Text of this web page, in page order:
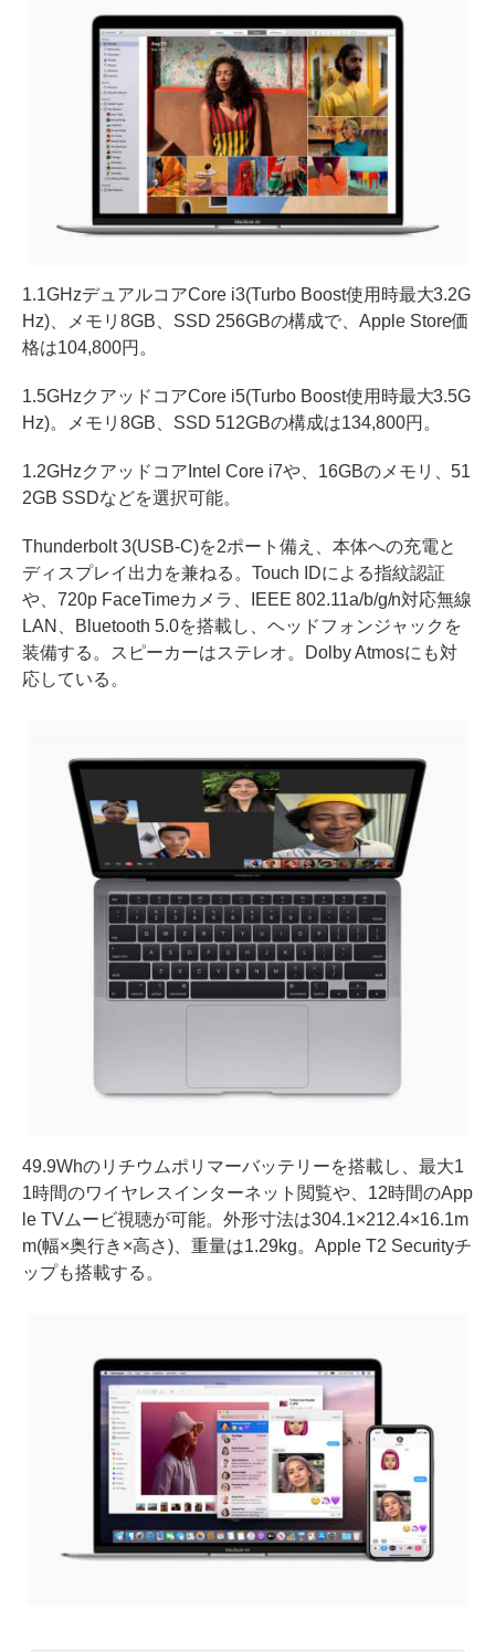
1.1GHzデュアルコアCore i3(Turbo Boost使用時最大3.2G
Hz)、メモリ8GB、SSD 256GBの構成で、Apple Store価
格は104,800円。
1.5GHzクアッドコアCore i5(Turbo Boost使用時最大3.5G
Hz)。メモリ8GB、SSD 512GBの構成は134,800円。
1.2GHzクアッドコアIntel Core i7や、16GBのメモリ、51
2GB SSDなどを選択可能。
Thunderbolt 3(USB-C)を2ポート備え、本体への充電と
ディスプレイ出力を兼ねる。Touch IDによる指紋認証
や、720p FaceTimeカメラ、IEEE 802.11a/b/g/n対応無線
LAN、Bluetooth 5.0を搭載し、ヘッドフォンジャックを
装備する。スピーカーはステレオ。Dolby Atmosにも対
応している。
49.9Whのリチウムポリマーバッテリーを搭載し、最大1
1時間のワイヤレスインターネット閲覧や、12時間のApp
le TVムービ視聴が可能。外形寸法は304.1×212.4×16.1m
m(幅×奥行き×高さ)、重量は1.29kg。Apple T2 Securityチ
ップも搭載する。